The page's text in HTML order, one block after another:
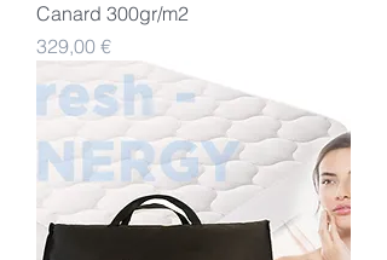
Canard 300gr/m2
Preis
329,00 €